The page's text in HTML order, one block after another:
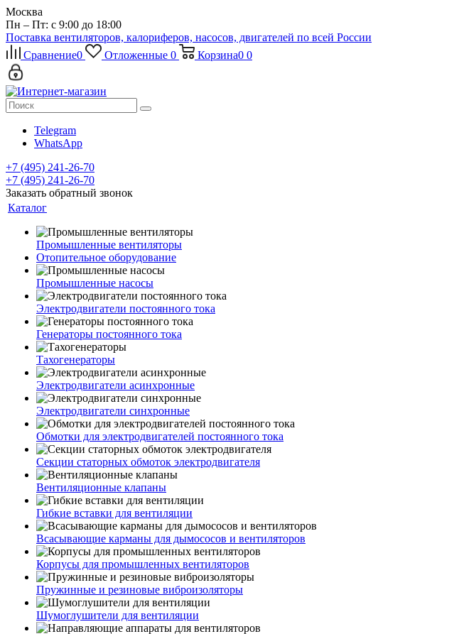
Москва
Пн – Пт: с 9:00 до 18:00
Поставка вентиляторов, калориферов, насосов, двигателей по всей России
Сравнение0 Отложенные 0 Корзина0 0
Telegram
WhatsApp
+7 (495) 241-26-70
+7 (495) 241-26-70
Заказать обратный звонок
Каталог
Промышленные вентиляторы
Отопительное оборудование
Промышленные насосы
Электродвигатели постоянного тока
Генераторы постоянного тока
Тахогенераторы
Электродвигатели асинхронные
Электродвигатели синхронные
Обмотки для электродвигателей постоянного тока
Секции статорных обмоток электродвигателя
Вентиляционные клапаны
Гибкие вставки для вентиляции
Всасывающие карманы для дымососов и вентиляторов
Корпусы для промышленных вентиляторов
Пружинные и резиновые виброизоляторы
Шумоглушители для вентиляции